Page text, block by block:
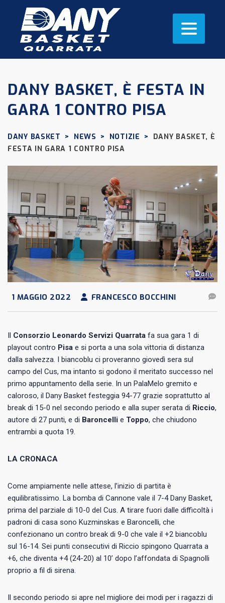
DANY BASKET, È FESTA IN
GARA 1 CONTRO PISA
DANY BASKET > NEWS > NOTIZIE >
DANY BASKET, È
FESTA IN GARA 1 CONTRO PISA
1 MAGGIO 2022 FRANCESCO BOCCHINI
Consorzio Leonardo Servizi Quarrata fa sua gara 1 di
playout contro Pisa e si porta a una sola vittoria di distanza
dalla salvezza. I biancoblu ci proveranno giovedì sera sul
campo del Cus, ma intanto si godono il meritato successo nel
primo appuntamento della serie. In un PalaMelo gremito e
caloroso, il Dany Basket festeggia 94-77 grazie soprattutto al
break di 15-0 nel secondo periodo e alla super serata di Riccio,
autore di 27 punti, e di Baroncelli e Toppo, che chiudono
entrambi a quota 19.
LA CRONACA
Come ampiamente nelle attese, l’inizio di partita è
equilibratissimo. La bomba di Cannone vale il 7-4 Dany Basket,
prima del parziale di 10-0 del Cus. A tirare fuori dalle difficoltà i
padroni di casa sono Kuzminskas e Baroncelli, che
confezionano un contro break di 9-0 che vale il +2 biancoblu
sul 16-14. Sei punti consecutivi di Riccio spingono Quarrata a
+6, che diventa +4 (24-20) al 10’ dopo l’affondata di Spagnolli
proprio a fil di sirena.
Il secondo periodo si apre nel migliore dei modi per i ragazzi di